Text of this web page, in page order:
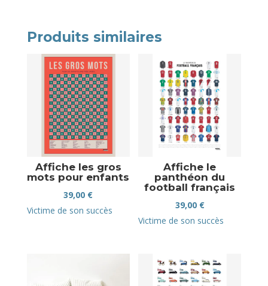
Produits similaires
Affiche les gros
mots pour enfants
39,00 €
Victime de son succès
Affiche le
panthéon du
football français
39,00 €
Victime de son succès